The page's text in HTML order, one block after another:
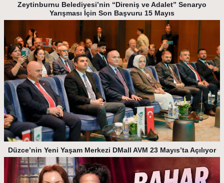
Zeytinburnu Belediyesi’nin “Direniş ve Adalet” Senaryo
Yarışması İçin Son Başvuru 15 Mayıs
Düzce’nin Yeni Yaşam Merkezi DMall AVM 23 Mayıs’ta Açılıyor